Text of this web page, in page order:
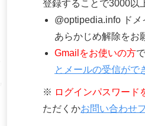
登録することで3000以
@optipedia.info ドメ
あらかじめ解除をお
Gmailをお使いの方
とメールの受信がで
※ ログインパスワード
ただくかお問い合わせ